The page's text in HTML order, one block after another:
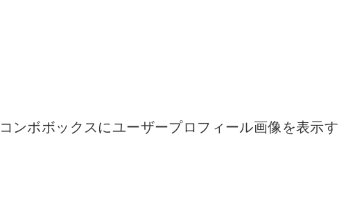
ンボボックスにユーザープロフィール画像を表示す